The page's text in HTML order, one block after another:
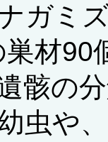
ガミ
材90
骸の
虫や